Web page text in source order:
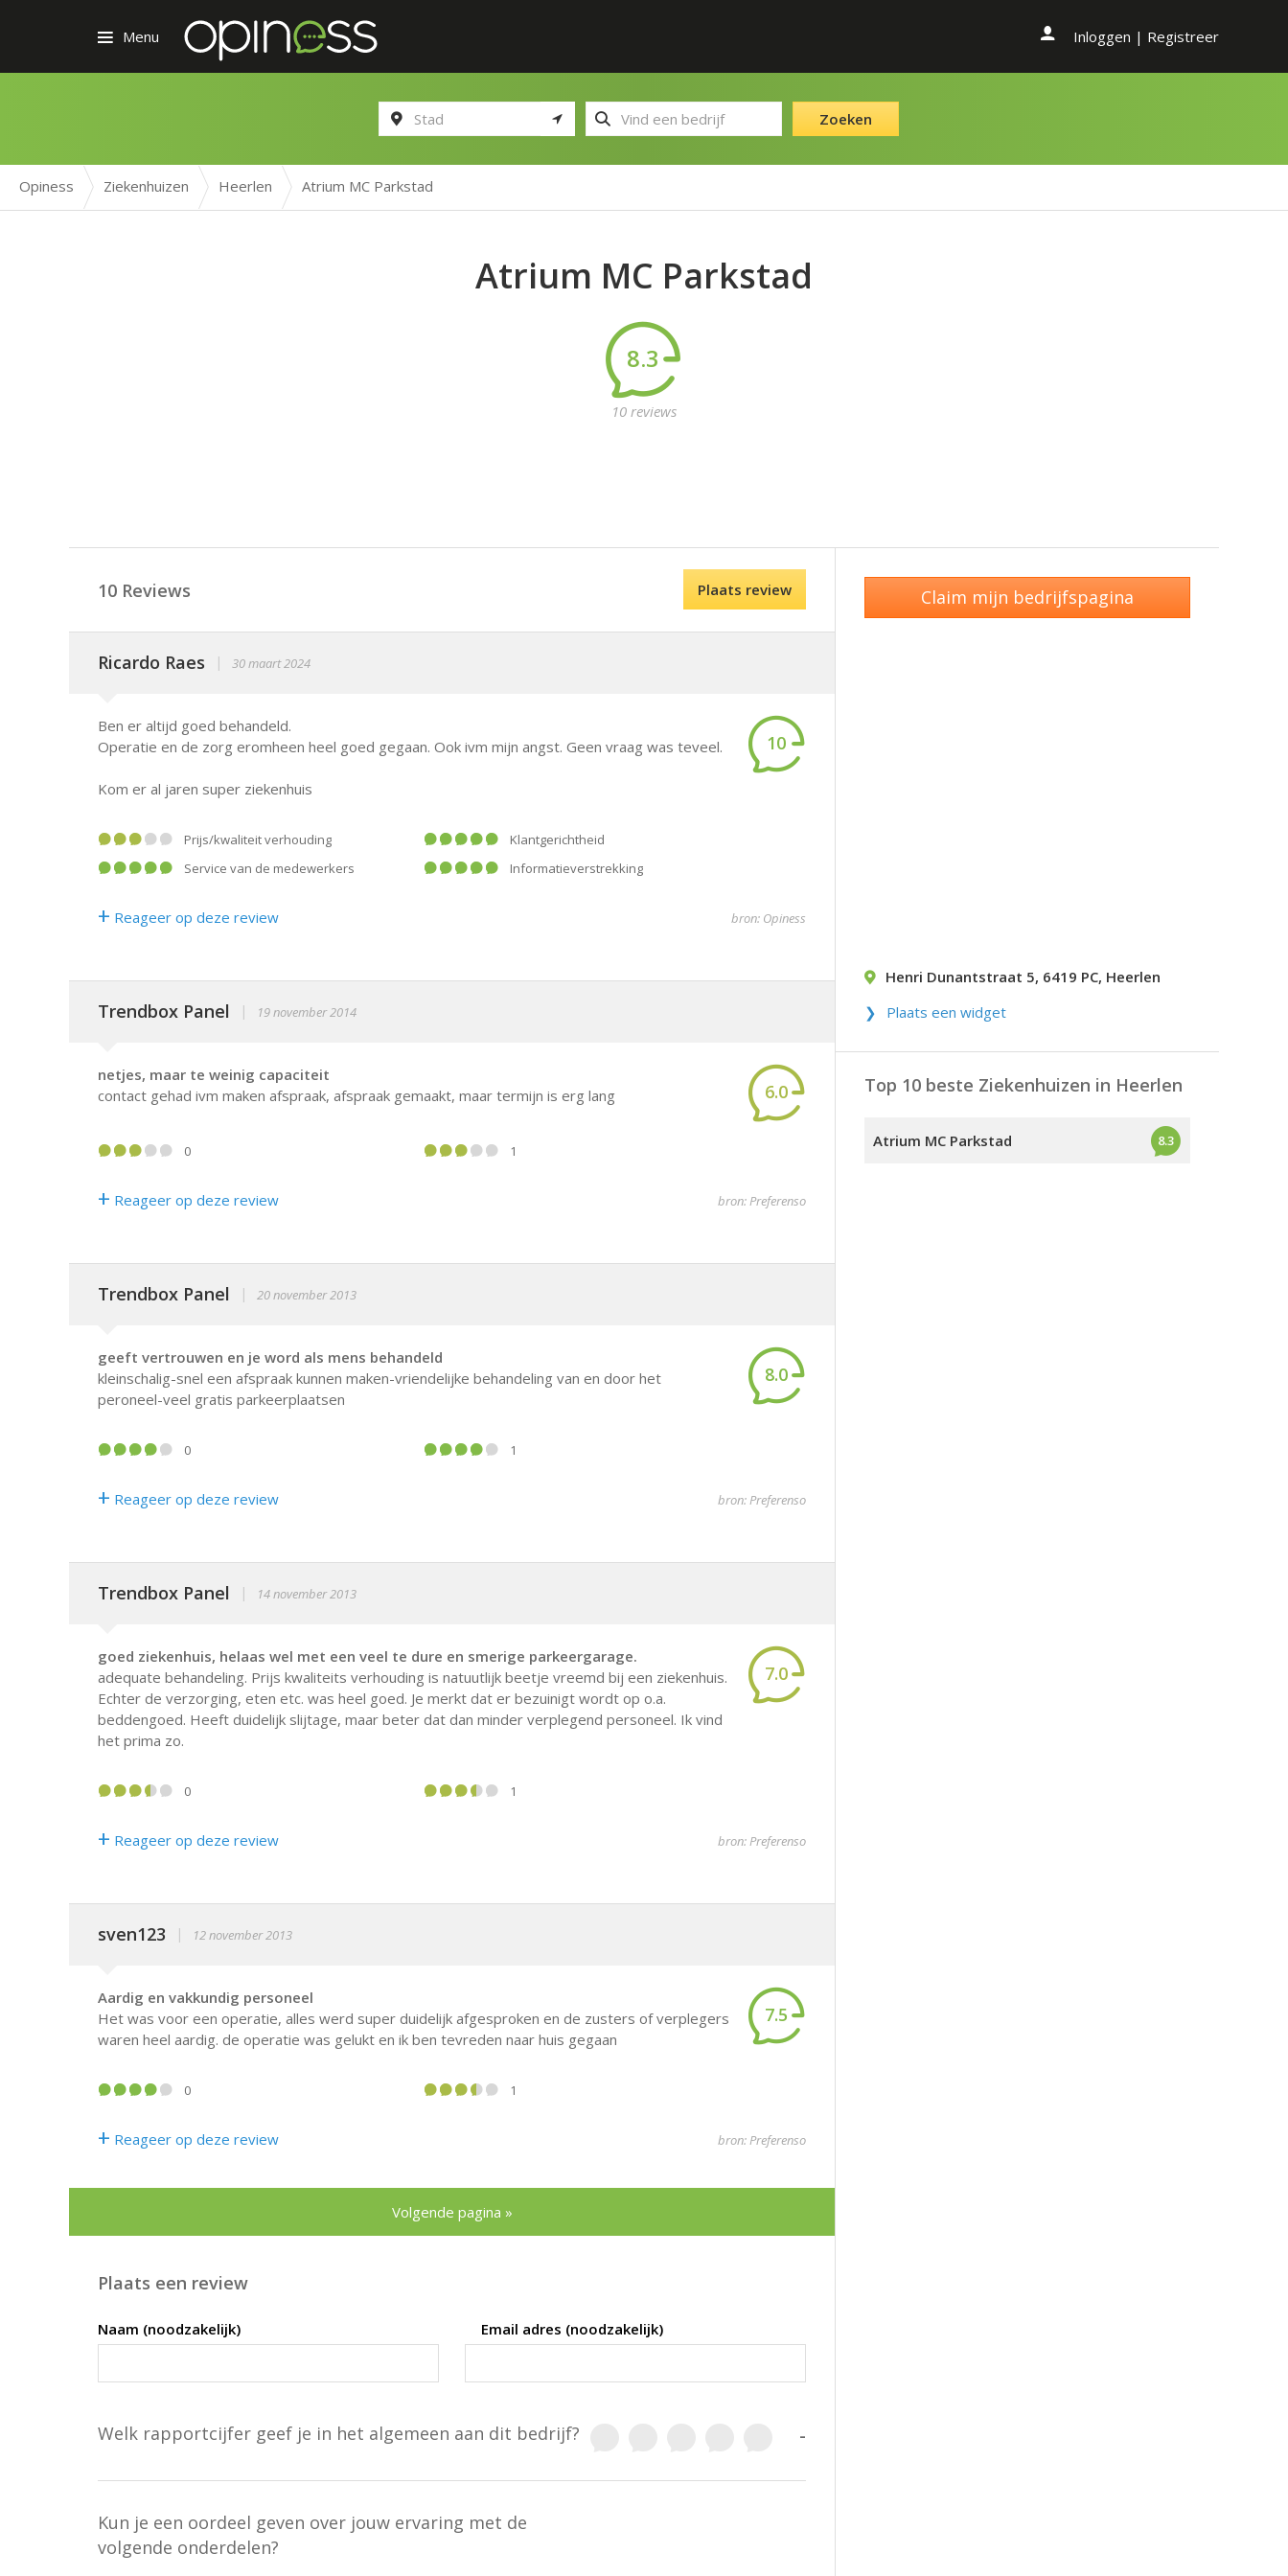
Menu Inloggen | Registreer
Zoeken
Opiness Ziekenhuizen Heerlen Atrium MC Parkstad
Atrium MC Parkstad
8.3
10 reviews
10 Reviews Plaats review
Ricardo Raes | 30 maart 2024
Ben er altijd goed behandeld.
Operatie en de zorg eromheen heel goed gegaan. Ook ivm mijn angst. Geen vraag was teveel.
Kom er al jaren super ziekenhuis
10
prijs/kwaliteit verhouding
klantgerichtheid
service van de medewerkers
informatieverstrekking
+ Reageer op deze review bron: Opiness
Trendbox Panel | 19 november 2014
netjes, maar te weinig capaciteit
contact gehad ivm maken afspraak, afspraak gemaakt, maar termijn is erg lang
6.0
0 1
+ Reageer op deze review bron: Preferenso
Trendbox Panel | 20 november 2013
geeft vertrouwen en je word als mens behandeld
kleinschalig-snel een afspraak kunnen maken-vriendelijke behandeling van en door het
peroneel-veel gratis parkeerplaatsen
8.0
0 1
+ Reageer op deze review bron: Preferenso
Trendbox Panel | 14 november 2013
goed ziekenhuis, helaas wel met een veel te dure en smerige parkeergarage.
adequate behandeling. Prijs kwaliteits verhouding is natuutlijk beetje vreemd bij een ziekenhuis.
Echter de verzorging, eten etc. was heel goed. Je merkt dat er bezuinigt wordt op o.a.
beddengoed. Heeft duidelijk slijtage, maar beter dat dan minder verplegend personeel. Ik vind
het prima zo.
7.0
0 1
+ Reageer op deze review bron: Preferenso
sven123 | 12 november 2013
Aardig en vakkundig personeel
Het was voor een operatie, alles werd super duidelijk afgesproken en de zusters of verplegers
waren heel aardig. de operatie was gelukt en ik ben tevreden naar huis gegaan
7.5
0 1
+ Reageer op deze review bron: Preferenso
Volgende pagina »
Plaats een review
Naam (noodzakelijk) Email adres (noodzakelijk)
Welk rapportcijfer geef je in het algemeen aan dit bedrijf? -
Kun je een oordeel geven over jouw ervaring met de
volgende onderdelen?
Claim mijn bedrijfspagina
Henri Dunantstraat 5, 6419 PC, Heerlen
Plaats een widget
Top 10 beste Ziekenhuizen in Heerlen
Atrium MC Parkstad 8.3